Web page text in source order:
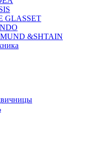
GLASSET
&SHTAIN